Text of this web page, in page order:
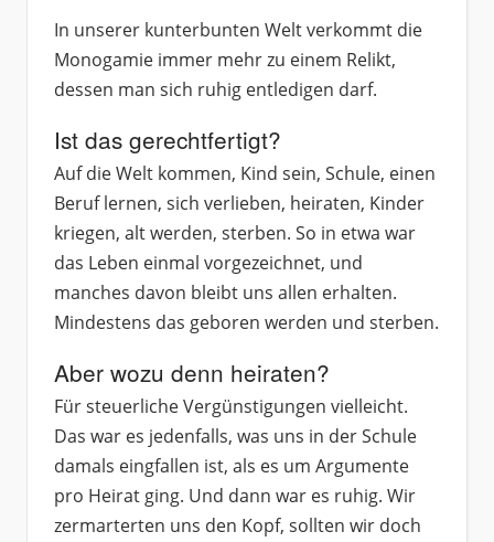
In unserer kunterbunten Welt verkommt die
Monogamie immer mehr zu einem Relikt,
dessen man sich ruhig entledigen darf.
Ist das gerechtfertigt?
Auf die Welt kommen, Kind sein, Schule, einen
Beruf lernen, sich verlieben, heiraten, Kinder
kriegen, alt werden, sterben. So in etwa war
das Leben einmal vorgezeichnet, und
manches davon bleibt uns allen erhalten.
Mindestens das geboren werden und sterben.
Aber wozu denn heiraten?
Für steuerliche Vergünstigungen vielleicht.
Das war es jedenfalls, was uns in der Schule
damals eingfallen ist, als es um Argumente
pro Heirat ging. Und dann war es ruhig. Wir
zermarterten uns den Kopf, sollten wir doch